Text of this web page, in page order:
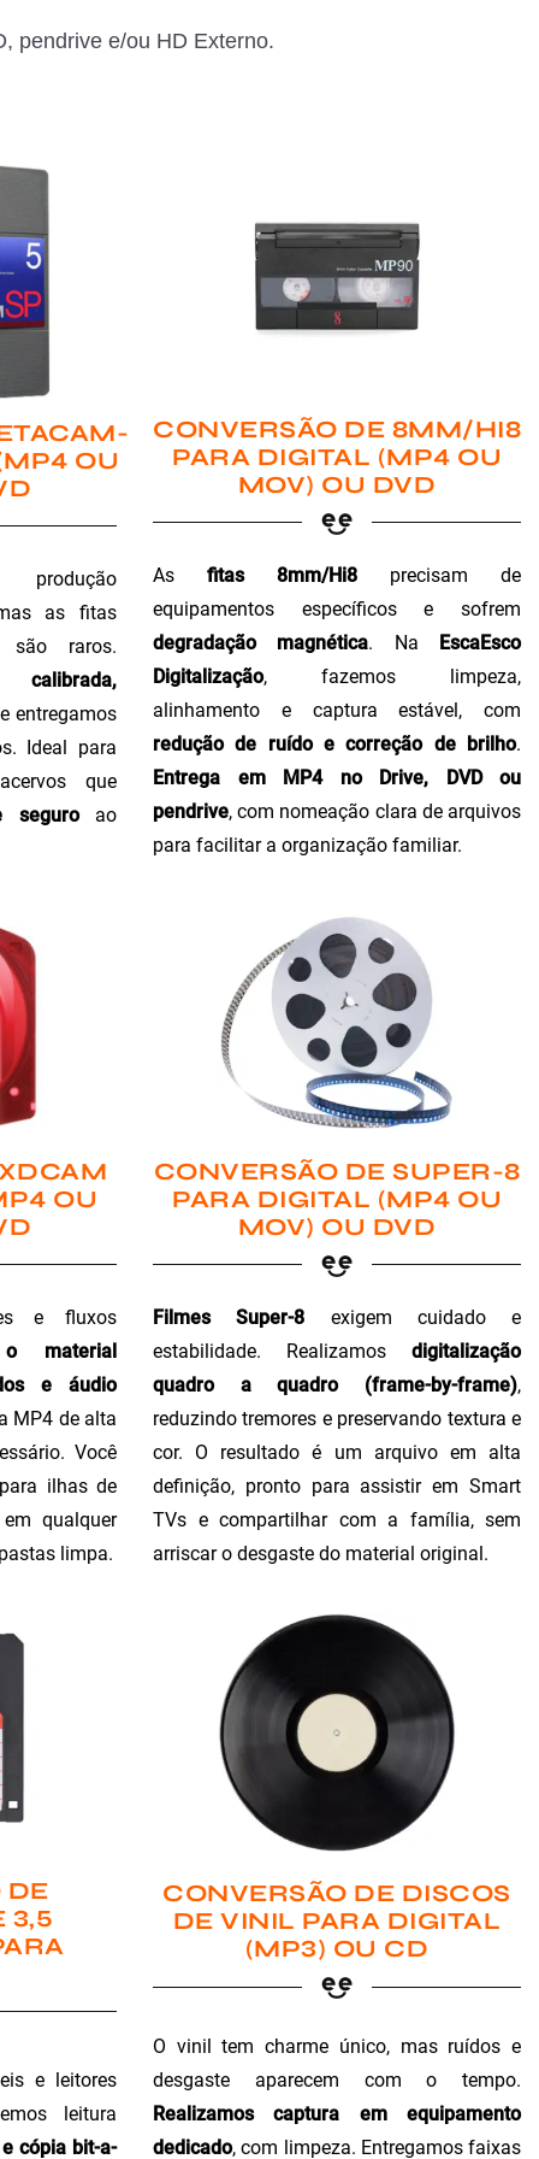
pendrive e/ou HD Externo.
OU
as fitas
são raros.
entregamos
Ideal para
que
seguroao
CONVERSÃO DE 8MM/HI8
PARA DIGITAL (MP4 OU
MOV) OU DVD
As fitas 8mm/Hi8 precisam de
equipamentos específicos e sofrem
degradação magnética. Na EscaEsco
Digitalização, fazemos limpeza,
alinhamento e captura estável, com
redução de ruído e correção de brilho.
Entrega em MP4 no Drive, DVD ou
pendrive, com nomeação clara de arquivos
para facilitar a organização familiar.
OU
e fluxos
o material
e áudio
MP4 de alta
Você
ilhas de
qualquer
limpa.
CONVERSÃO DE SUPER-8
PARA DIGITAL (MP4 OU
MOV) OU DVD
Filmes Super-8 exigem cuidado e
estabilidade. Realizamos digitalização
quadro a quadro (frame-by-frame),
reduzindo tremores e preservando textura e
cor. O resultado é um arquivo em alta
definição, pronto para assistir em Smart
TVs e compartilhar com a família, sem
arriscar o desgaste do material original.
DE
3,5
e leitores
leitura
cópia bit-a-
CONVERSÃO DE DISCOS
DE VINIL PARA DIGITAL
(MP3) OU CD
O vinil tem charme único, mas ruídos e
desgaste aparecem com o tempo.
Realizamos captura em equipamento
dedicado, com limpeza. Entregamos faixas